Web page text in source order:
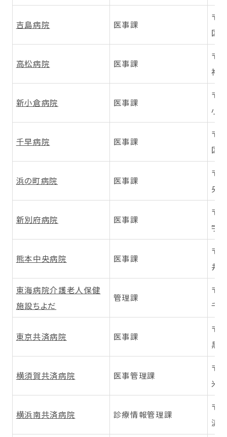
吉島病院 医事課
〒
区
高松病院 医事課
〒
神
新小倉病院 医事課
〒
小
千早病院 医事課
〒
区
浜の町病院 医事課
〒
央
新別府病院 医事課
〒
字
熊本中央病院 医事課
〒
井
東海病院介護老人保健
施設ちよだ
管理課
〒
千
東京共済病院 医事課
〒
黒
横須賀共済病院 医事管理課
〒
米
横浜南共済病院 診療情報管理課
〒
沢